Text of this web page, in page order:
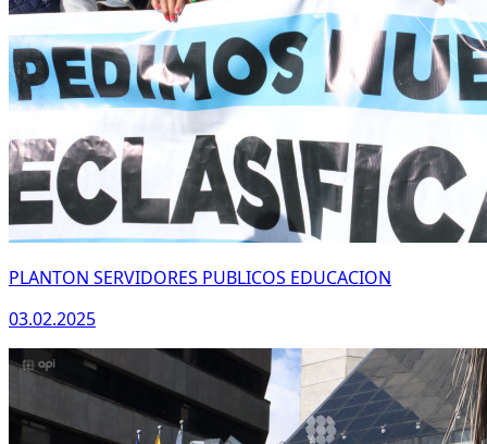
PLANTON SERVIDORES PUBLICOS EDUCACION
03.02.2025